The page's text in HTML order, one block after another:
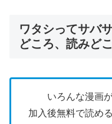
ワタシってサバ
どころ、読みど
いろんな漫画
加入後無料で読め